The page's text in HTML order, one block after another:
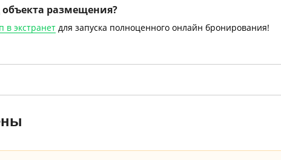
размещения?
в экстранет для запуска полноценного онлайн бронирования!